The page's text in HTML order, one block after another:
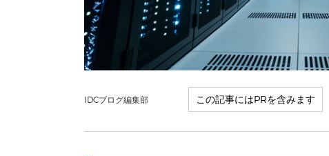
IDCブログ編集部